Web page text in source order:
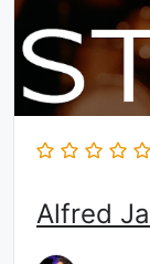
Alfred